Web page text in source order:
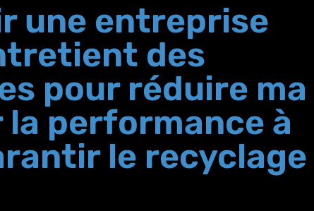
une entreprise
des
pour réduire ma
performance à
le recyclage